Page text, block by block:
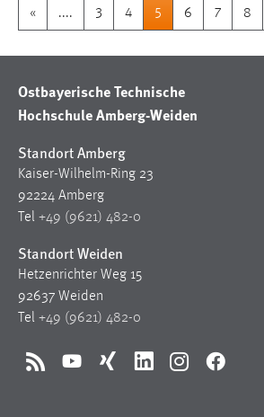
« .... 3 4 5 6 7 8
Ostbayerische Technische
Hochschule Amberg-Weiden
Standort Amberg
Kaiser-Wilhelm-Ring 23
92224 Amberg
Tel +49 (9621) 482-0
Standort Weiden
Hetzenrichter Weg 15
92637 Weiden
Tel +49 (9621) 482-0
RSS YouTubeXing LinkedInInstagramFacebook